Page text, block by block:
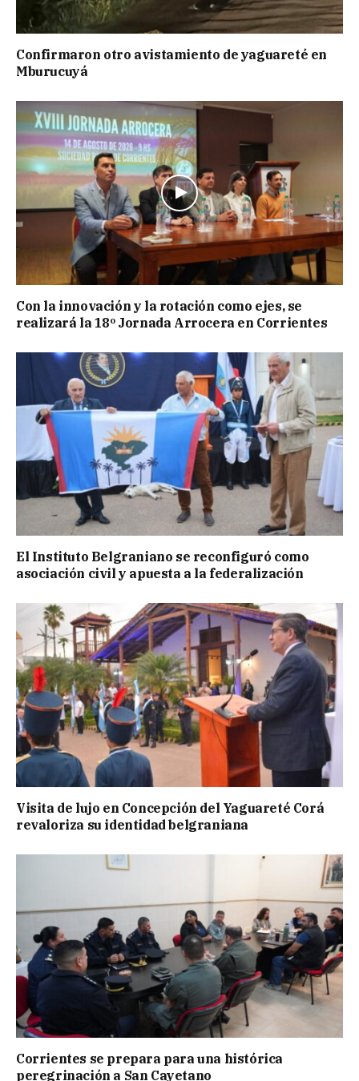
Confirmaron otro avistamiento de yaguareté en
Mburucuyá
Con la innovación y la rotación como ejes, se
realizará la 18º Jornada Arrocera en Corrientes
El Instituto Belgraniano se reconfiguró como
asociación civil y apuesta a la federalización
Visita de lujo en Concepción del Yaguareté Corá
revaloriza su identidad belgraniana
Corrientes se prepara para una histórica
peregrinación a San Cayetano